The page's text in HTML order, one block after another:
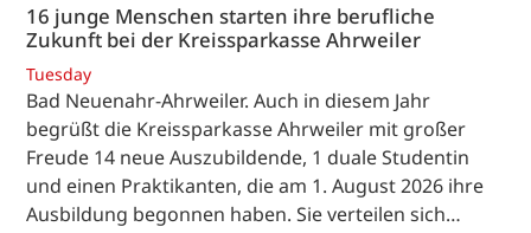
16 junge Menschen starten ihre berufliche
Zukunft bei der Kreissparkasse Ahrweiler
Tuesday
Bad Neuenahr-Ahrweiler. Auch in diesem Jahr
begrüßt die Kreissparkasse Ahrweiler mit großer
Freude 14 neue Auszubildende, 1 duale Studentin
und einen Praktikanten, die am 1. August 2026 ihre
Ausbildung begonnen haben. Sie verteilen sich…